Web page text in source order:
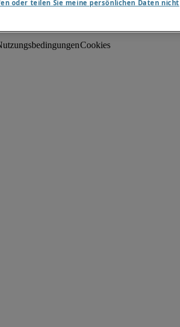
Cookies
oder teilen Sie meine persönlichen Daten nicht